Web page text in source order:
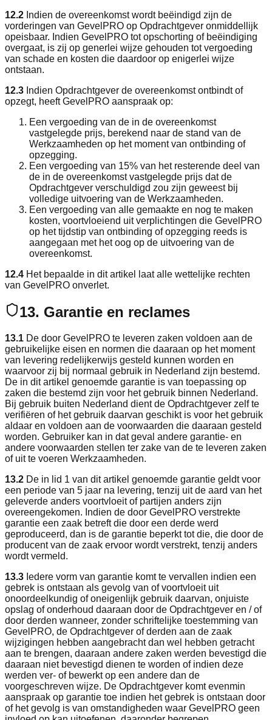
12.2 Indien de overeenkomst wordt beëindigd zijn de
vorderingen van GevelPRO op Opdrachtgever onmiddellijk
opeisbaar. Indien GevelPRO tot opschorting of beëindiging
overgaat, is zij op generlei wijze gehouden tot vergoeding
van schade en kosten die daardoor op enigerlei wijze
ontstaan.
12.3 Indien Opdrachtgever de overeenkomst ontbindt of
opzegt, heeft GevelPRO aanspraak op:
Een vergoeding van de in de overeenkomst
vastgelegde prijs, berekend naar de stand van de
Werkzaamheden op het moment van ontbinding of
opzegging.
Een vergoeding van 15% van het resterende deel van
de in de overeenkomst vastgelegde prijs dat de
Opdrachtgever verschuldigd zou zijn geweest bij
volledige uitvoering van de Werkzaamheden.
Een vergoeding van alle gemaakte en nog te maken
kosten, voortvloeiend uit verplichtingen die GevelPRO
op het tijdstip van ontbinding of opzegging reeds is
aangegaan met het oog op de uitvoering van de
overeenkomst.
12.4 Het bepaalde in dit artikel laat alle wettelijke rechten
van GevelPRO onverlet.
13. Garantie en reclames
13.1 De door GevelPRO te leveren zaken voldoen aan de
gebruikelijke eisen en normen die daaraan op het moment
van levering redelijkerwijs gesteld kunnen worden en
waarvoor zij bij normaal gebruik in Nederland zijn bestemd.
De in dit artikel genoemde garantie is van toepassing op
zaken die bestemd zijn voor het gebruik binnen Nederland.
Bij gebruik buiten Nederland dient de Opdrachtgever zelf te
verifiëren of het gebruik daarvan geschikt is voor het gebruik
aldaar en voldoen aan de voorwaarden die daaraan gesteld
worden. Gebruiker kan in dat geval andere garantie- en
andere voorwaarden stellen ter zake van de te leveren zaken
of uit te voeren Werkzaamheden.
13.2 De in lid 1 van dit artikel genoemde garantie geldt voor
een periode van 5 jaar na levering, tenzij uit de aard van het
geleverde anders voortvloeit of partijen anders zijn
overeengekomen. Indien de door GevelPRO verstrekte
garantie een zaak betreft die door een derde werd
geproduceerd, dan is de garantie beperkt tot die, die door de
producent van de zaak ervoor wordt verstrekt, tenzij anders
wordt vermeld.
13.3 Iedere vorm van garantie komt te vervallen indien een
gebrek is ontstaan als gevolg van of voortvloeit uit
onoordeelkundig of oneigenlijk gebruik daarvan, onjuiste
opslag of onderhoud daaraan door de Opdrachtgever en / of
door derden wanneer, zonder schriftelijke toestemming van
GevelPRO, de Opdrachtgever of derden aan de zaak
wijzigingen hebben aangebracht dan wel hebben getracht
aan te brengen, daaraan andere zaken werden bevestigd die
daaraan niet bevestigd dienen te worden of indien deze
werden ver- of bewerkt op een andere dan de
voorgeschreven wijze. De Opdrachtgever komt evenmin
aanspraak op garantie toe indien het gebrek is ontstaan door
of het gevolg is van omstandigheden waar GevelPRO geen